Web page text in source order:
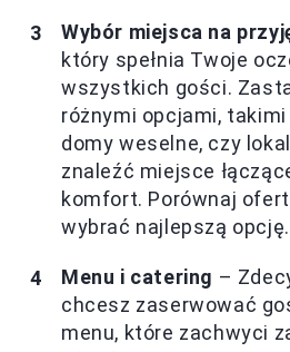
Wybór miejsca na
który spełnia Twoje
wszystkich gości.
różnymi opcjami,
domy weselne, czy
znaleźć miejsce
komfort. Porównaj
wybrać najlepszą opcję.
Menu i catering –
chcesz zaserwować
menu, które zachwyci